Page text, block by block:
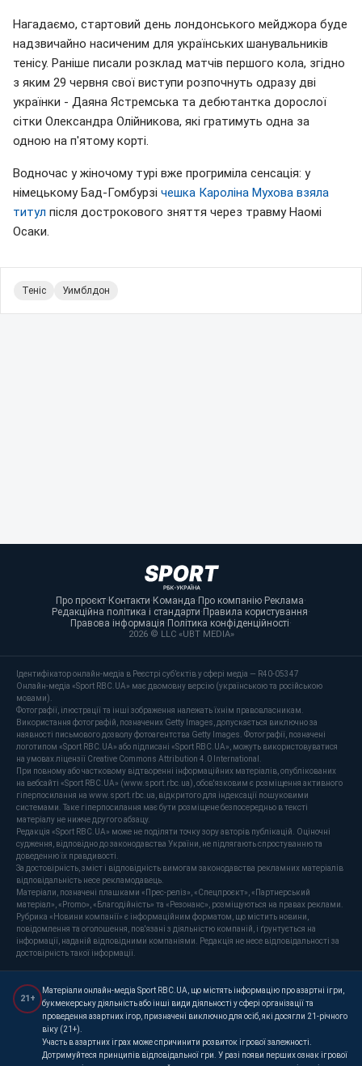
Нагадаємо, стартовий день лондонського мейджора буде
надзвичайно насиченим для українських шанувальників
тенісу. Раніше писали розклад матчів першого кола, згідно
з яким 29 червня свої виступи розпочнуть одразу дві
українки - Даяна Ястремська та дебютантка дорослої
сітки Олександра Олійникова, які гратимуть одна за
одною на п'ятому корті.
Водночас у жіночому турі вже прогриміла сенсація: у
німецькому Бад-Гомбурзі чешка Кароліна Мухова взяла
титул після дострокового зняття через травму Наомі
Осаки.
Теніс Уимблдон
Про проєкт·Контакти·Команда·Про компанію·Реклама·
Редакційна політика і стандарти·Правила користування·
Правова інформація·Політика конфіденційності·
2026 © LLC «UBT MEDIA»
Ідентифікатор онлайн-медіа в Реєстрі суб’єктів у сфері медіа — R40-05347
Онлайн-медіа «Sport RBC.UA» має двомовну версію (українською та російською
мовами).
Фотографії, ілюстрації та інші зображення належать їхнім правовласникам.
Використання фотографій, позначених Getty Images, допускається виключно за
наявності письмового дозволу фотоагентства Getty Images. Фотографії, позначені
логотипом «Sport RBC.UA» або підписані «Sport RBC.UA», можуть використовуватися
на умовах ліцензії Creative Commons Attribution 4.0 International.
При повному або частковому відтворенні інформаційних матеріалів, опублікованих
на вебсайті «Sport RBC.UA» (www.sport.rbc.ua), обов'язковим є розміщення активного
гіперпосилання на www.sport.rbc.ua, відкритого для індексації пошуковими
системами. Таке гіперпосилання має бути розміщене безпосередньо в тексті
матеріалу не нижче другого абзацу.
Редакція «Sport RBC.UA» може не поділяти точку зору авторів публікацій. Оціночні
судження, відповідно до законодавства України, не підлягають спростуванню та
доведенню їх правдивості.
За достовірність, зміст і відповідність вимогам законодавства рекламних матеріалів
відповідальність несе рекламодавець.
Матеріали, позначені плашками «Прес-реліз», «Спецпроєкт», «Партнерський
матеріал», «Promo», «Благодійність» та «Резонанс», розміщуються на правах реклами.
Рубрика «Новини компанії» є інформаційним форматом, що містить новини,
повідомлення та оголошення, пов'язані з діяльністю компаній, і ґрунтується на
інформації, наданій відповідними компаніями. Редакція не несе відповідальності за
достовірність такої інформації.
21+
Матеріали онлайн-медіа Sport RBC.UA, що містять інформацію про азартні ігри,
букмекерську діяльність або інші види діяльності у сфері організації та
проведення азартних ігор, призначені виключно для осіб, які досягли 21-річного
віку (21+).
Участь в азартних іграх може спричинити розвиток ігрової залежності.
Дотримуйтеся принципів відповідальної гри. У разі появи перших ознак ігрової